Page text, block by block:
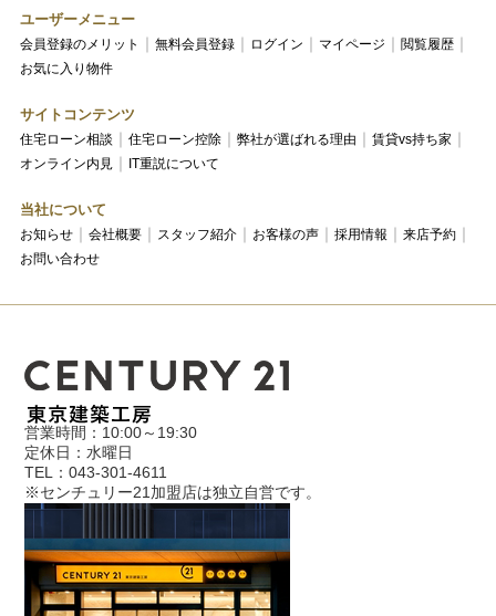
ユーザーメニュー
会員登録のメリット 無料会員登録 ログイン マイページ
閲覧履歴
お気に入り物件
サイトコンテンツ
住宅ローン相談 住宅ローン控除 弊社が選ばれる理由
賃貸vs持ち家
オンライン内見
IT重説について
当社について
お知らせ 会社概要 スタッフ紹介 お客様の声 採用情報
来店予約
お問い合わせ
営業時間：10:00～19:30
定休日：水曜日
TEL：043-301-4611
※センチュリー21加盟店は独立自営です。